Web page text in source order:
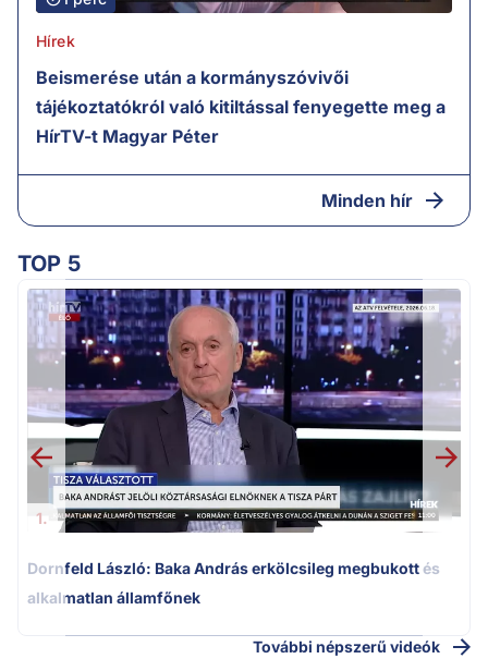
Hírek
Beismerése után a kormányszóvivői
tájékoztatókról való kitiltással fenyegette meg a
HírTV-t Magyar Péter
Minden hír
TOP 5
1.
Dornfeld László: Baka András erkölcsileg megbukott és
alkalmatlan államfőnek
További népszerű videók